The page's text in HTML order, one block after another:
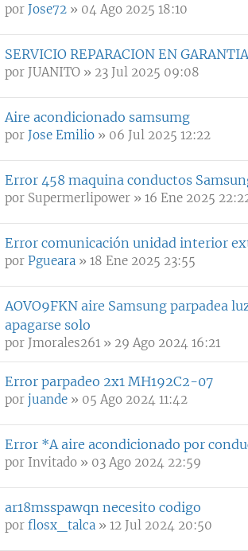
por Jose72 » 04 Ago 2025 18:10
SERVICIO REPARACION EN
por JUANITO » 23 Jul 2025 09:08
Aire acondicionado samsumg
por Jose Emilio » 06 Jul 2025 12:22
Error 458 maquina conductos
por Supermerlipower » 16 Ene 2025
Error comunicación unidad interior
por Pgueara » 18 Ene 2025 23:55
AOVO9FKN aire Samsung parpadea
apagarse solo
por Jmorales261 » 29 Ago 2024 16:21
Error parpadeo 2x1 MH192C2-07
por juande » 05 Ago 2024 11:42
Error *A aire acondicionado por
por Invitado » 03 Ago 2024 22:59
ar18msspawqn necesito codigo
por flosx_talca » 12 Jul 2024 20:50